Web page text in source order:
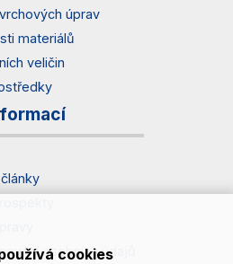
úprav
materiálů
veličin
osobních údajů
cookies